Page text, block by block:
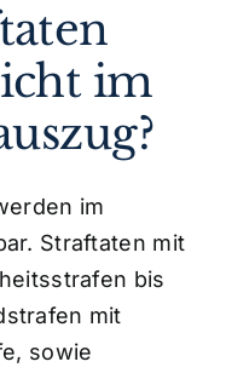
im
im
Straftaten mit
bis
mit
sowie